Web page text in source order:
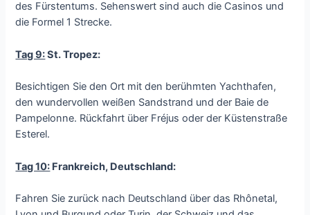
des Fürstentums. Sehenswert sind auch die Casinos und
die Formel 1 Strecke.
Tag 9:St. Tropez:
Besichtigen Sie den Ort mit den berühmten Yachthafen,
den wundervollen weißen Sandstrand und der Baie de
Pampelonne. Rückfahrt über Fréjus oder der Küstenstraße
Esterel.
Tag 10: Frankreich, Deutschland:
Fahren Sie zurück nach Deutschland über das Rhônetal,